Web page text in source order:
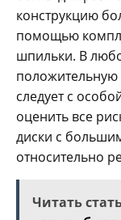
конструкцию
помощью
шпильки. В
положительную
следует с
оценить все
диски с
относительно
Читать